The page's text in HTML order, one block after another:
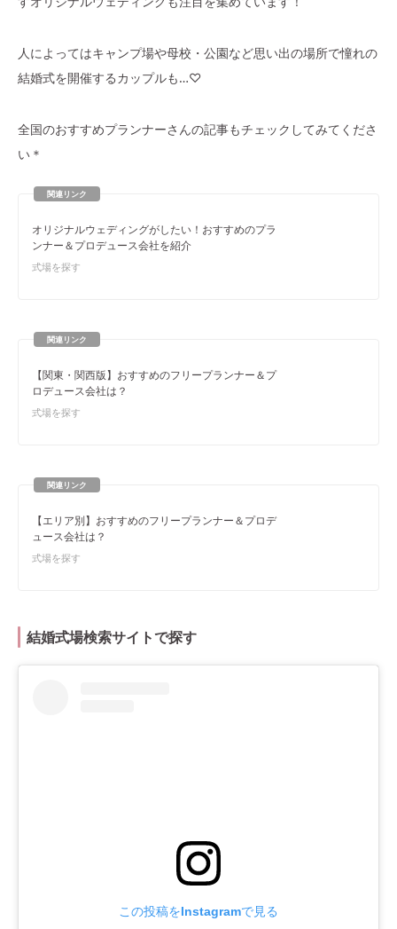
人によってはキャンプ場や母校・公園など思い出の場所で憧れの
結婚式を開催するカップルも…♡
全国のおすすめプランナーさんの記事もチェックしてみてくださ
い＊
オリジナルウェディングがしたい！おすすめのプラ
ンナー＆プロデュース会社を紹介
式場を探す
【関東・関西版】おすすめのフリープランナー＆プ
ロデュース会社は？
式場を探す
【エリア別】おすすめのフリープランナー＆プロデ
ュース会社は？
式場を探す
結婚式場検索サイトで探す
この投稿をInstagramで見る